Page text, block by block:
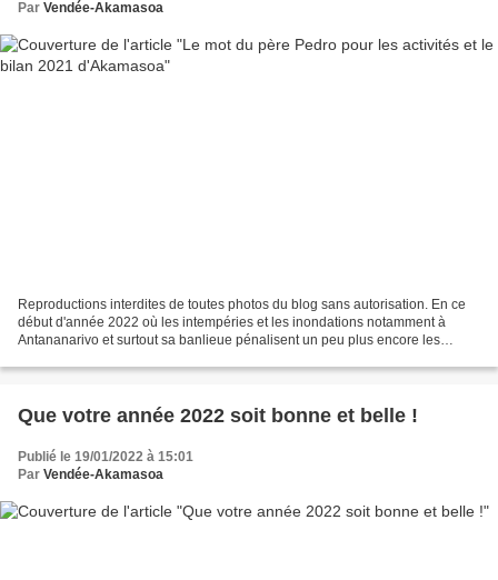
Par Vendée-Akamasoa
Reproductions interdites de toutes photos du blog sans autorisation. En ce
début d'année 2022 où les intempéries et les inondations notamment à
Antananarivo et surtout sa banlieue pénalisent un peu plus encore les
Que votre année 2022 soit bonne et belle !
Publié le 19/01/2022 à 15:01
Par Vendée-Akamasoa